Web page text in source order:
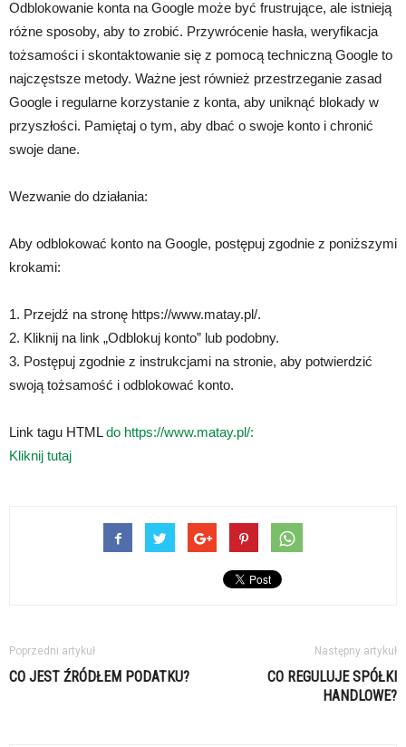
Odblokowanie konta na Google może być frustrujące, ale istnieją
różne sposoby, aby to zrobić. Przywrócenie hasła, weryfikacja
tożsamości i skontaktowanie się z pomocą techniczną Google to
najczęstsze metody. Ważne jest również przestrzeganie zasad
Google i regularne korzystanie z konta, aby uniknąć blokady w
przyszłości. Pamiętaj o tym, aby dbać o swoje konto i chronić
swoje dane.
Wezwanie do działania:
Aby odblokować konto na Google, postępuj zgodnie z poniższymi
krokami:
1. Przejdź na stronę https://www.matay.pl/.
2. Kliknij na link „Odblokuj konto” lub podobny.
3. Postępuj zgodnie z instrukcjami na stronie, aby potwierdzić
swoją tożsamość i odblokować konto.
Link tagu HTMLdo https://www.matay.pl/:
Kliknij tutaj
Poprzedni artykuł
CO JEST ŹRÓDŁEM PODATKU?
Następny artykuł
CO REGULUJE SPÓŁKI
HANDLOWE?